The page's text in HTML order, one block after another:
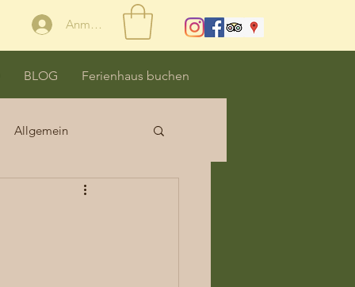
Anmelden
BLOG Ferienhaus buchen
Allgemein